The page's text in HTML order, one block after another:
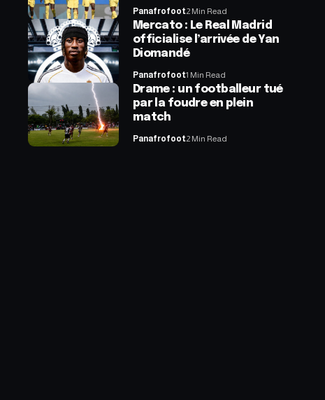
Panafrofoot2 Min Read
Mercato : Le Real Madrid
officialise l’arrivée de Yan
Diomandé
Panafrofoot1 Min Read
Drame : un footballeur tué
par la foudre en plein
match
Panafrofoot2 Min Read